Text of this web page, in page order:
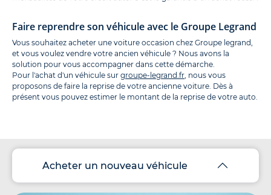
Faire reprendre son véhicule avec le Groupe Legrand
Vous souhaitez acheter une voiture occasion chez Groupe legrand,
et vous voulez vendre votre ancien véhicule ? Nous avons la
solution pour vous accompagner dans cette démarche.
Pour l'achat d'un véhicule sur groupe-legrand.fr, nous vous
proposons de faire la reprise de votre ancienne voiture. Dès à
présent vous pouvez estimer le montant de la reprise de votre auto.
Acheter un nouveau véhicule